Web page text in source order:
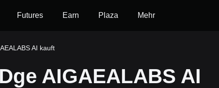
Futures Earn Plaza Mehr
AI kauft
AIGAEALABS AI